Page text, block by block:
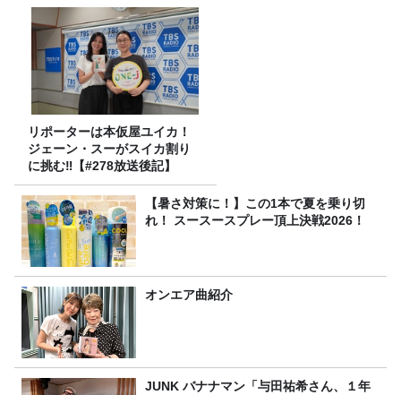
リポーターは本仮屋ユイカ！
ジェーン・スーがスイカ割り
に挑む‼【#278放送後記】
【暑さ対策に！】この1本で夏を乗り切
れ！ スースースプレー頂上決戦2026！
オンエア曲紹介
JUNK バナナマン「与田祐希さん、１年